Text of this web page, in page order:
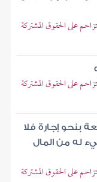
على الحقوق المشتركة
على الحقوق المشتركة
بنحو إجارة فلا
له من المال
على الحقوق المشتركة